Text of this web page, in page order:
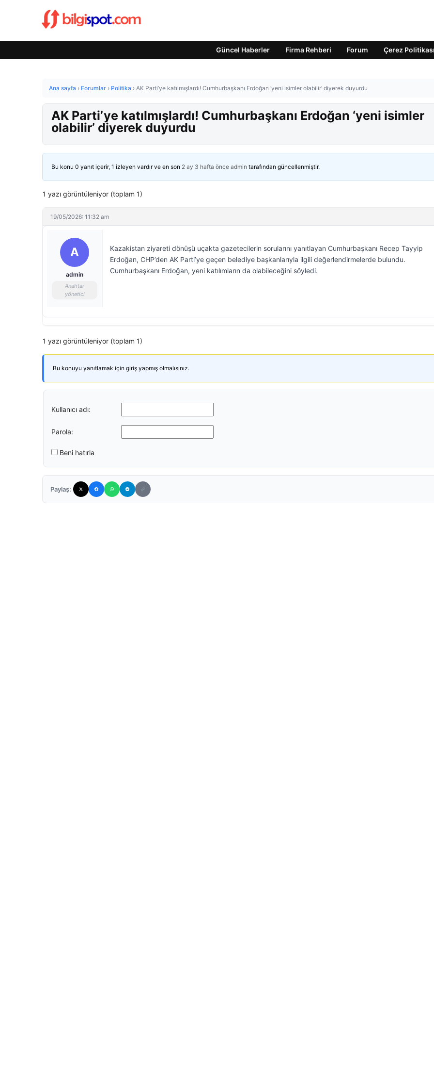
Güncel Haberler Firma Rehberi Forum Çerez Politikası
Ana sayfa › Forumlar › Politika › AK Parti’ye katılmışlardı! Cumhurbaşkanı Erdoğan ‘yeni isimler olabilir’ diyerek duyurdu
AK Parti’ye katılmışlardı! Cumhurbaşkanı Erdoğan ‘yeni isimler
olabilir’ diyerek duyurdu
Bu konu 0 yanıt içerir, 1 izleyen vardır ve en son 2 ay 3 hafta önce admin tarafından güncellenmiştir.
1 yazı görüntüleniyor (toplam 1)
19/05/2026: 11:32 am
A
admin
Anahtar
yönetici
Kazakistan ziyareti dönüşü uçakta gazetecilerin sorularını yanıtlayan Cumhurbaşkanı Recep Tayyip
Erdoğan, CHP’den AK Parti’ye geçen belediye başkanlarıyla ilgili değerlendirmelerde bulundu.
Cumhurbaşkanı Erdoğan, yeni katılımların da olabileceğini söyledi.
1 yazı görüntüleniyor (toplam 1)
Bu konuyu yanıtlamak için giriş yapmış olmalısınız.
Kullanıcı adı:
Parola:
Beni hatırla
Paylaş: